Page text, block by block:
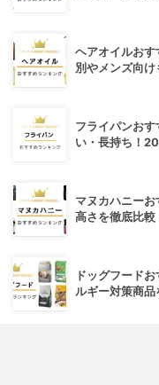
ヘアオイルお
別やメンズ向け
フライパンお
い・長持ち！
マヌカハニー
高さを徹底比較
ドッグフード
ルギー対策商品